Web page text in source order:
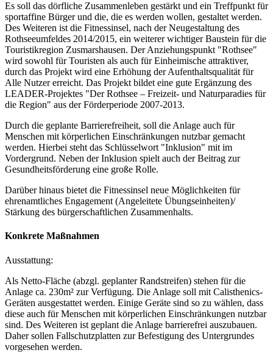
Es soll das dörfliche Zusammenleben gestärkt und ein Treffpunkt für
sportaffine Bürger und die, die es werden wollen, gestaltet werden.
Des Weiteren ist die Fitnessinsel, nach der Neugestaltung des
Rothseeumfeldes 2014/2015, ein weiterer wichtiger Baustein für die
Touristikregion Zusmarshausen. Der Anziehungspunkt "Rothsee"
wird sowohl für Touristen als auch für Einheimische attraktiver,
durch das Projekt wird eine Erhöhung der Aufenthaltsqualität für
Alle Nutzer erreicht. Das Projekt bildet eine gute Ergänzung des
LEADER-Projektes "Der Rothsee – Freizeit- und Naturparadies für
die Region" aus der Förderperiode 2007-2013.
Durch die geplante Barrierefreiheit, soll die Anlage auch für
Menschen mit körperlichen Einschränkungen nutzbar gemacht
werden. Hierbei steht das Schlüsselwort "Inklusion" mit im
Vordergrund. Neben der Inklusion spielt auch der Beitrag zur
Gesundheitsförderung eine große Rolle.
Darüber hinaus bietet die Fitnessinsel neue Möglichkeiten für
ehrenamtliches Engagement (Angeleitete Übungseinheiten)/
Stärkung des bürgerschaftlichen Zusammenhalts.
Konkrete Maßnahmen
Ausstattung:
Als Netto-Fläche (abzgl. geplanter Randstreifen) stehen für die
Anlage ca. 230m² zur Verfügung. Die Anlage soll mit Calisthenics-
Geräten ausgestattet werden. Einige Geräte sind so zu wählen, dass
diese auch für Menschen mit körperlichen Einschränkungen nutzbar
sind. Des Weiteren ist geplant die Anlage barrierefrei auszubauen.
Daher sollen Fallschutzplatten zur Befestigung des Untergrundes
vorgesehen werden.